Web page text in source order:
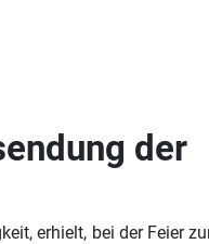
der
erhielt, bei der Feier